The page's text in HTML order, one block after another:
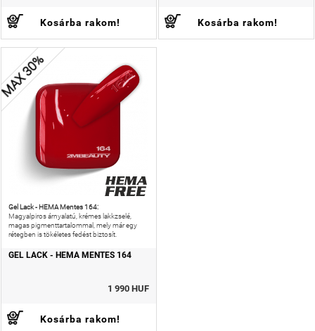
Kosárba rakom! Kosárba rakom!
30%
Gel Lack - HEMA Mentes 164:
Magyalpiros árnyalatú, krémes lakkzselé,
magas pigmenttartalommal, mely már egy
rétegben is tökéletes fedést biztosít.
GEL LACK - HEMA MENTES 164
1 990 HUF
Kosárba rakom!